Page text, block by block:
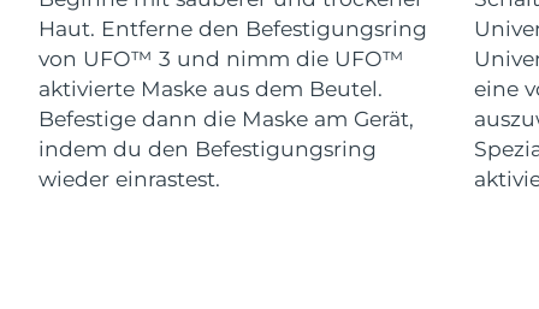
Haut. Entferne den Befestigungsring
von UFO™ 3 und nimm die UFO™
aktivierte Maske aus dem Beutel.
Befestige dann die Maske am Gerät,
indem du den Befestigungsring
wieder einrastest.
eine